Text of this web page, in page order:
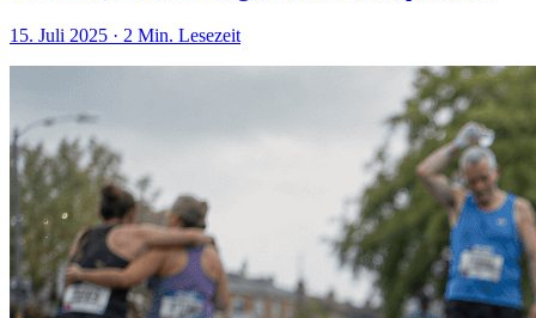
15. Juli 2025 · 2 Min. Lesezeit